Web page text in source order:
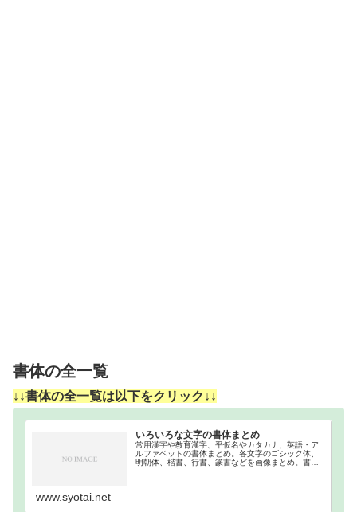
書体の全一覧
↓↓書体の全一覧は以下をクリック↓↓
いろいろな文字の書体まとめ
常用漢字や教育漢字、平仮名やカタカナ、英語・ア
ルファベットの書体まとめ。各文字のゴシック体、
明朝体、楷書、行書、篆書などを画像まとめ。書体
www.syotai.net